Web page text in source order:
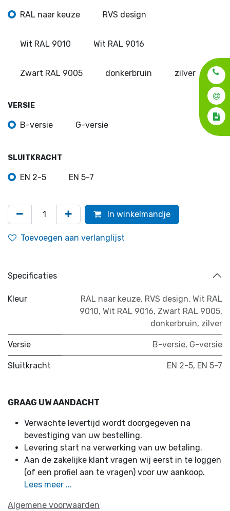
RAL naar keuze RVS design
Wit RAL 9010 Wit RAL 9016
Zwart RAL 9005 donkerbruin zilver
VERSIE
B-versie G-versie
SLUITKRACHT
EN 2-5 EN 5-7
In winkelmandje
Toevoegen aan verlanglijst
Specificaties
Kleur RAL naar keuze, RVS design, Wit RAL
9010, Wit RAL 9016, Zwart RAL 9005,
donkerbruin, zilver
Versie B-versie, G-versie
Sluitkracht EN 2-5, EN 5-7
GRAAG UW AANDACHT
Verwachte levertijd wordt doorgegeven na
bevestiging van uw bestelling.
Levering start na verwerking van uw betaling.
Aan de zakelijke klant vragen wij eerst in te loggen
(of een profiel aan te vragen) voor uw aankoop.
Lees meer ...
Algemene voorwaarden